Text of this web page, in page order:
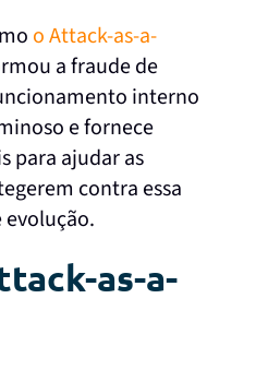
o Attack-as-a-
a fraude de
interno
e fornece
para ajudar as
contra essa
as-a-